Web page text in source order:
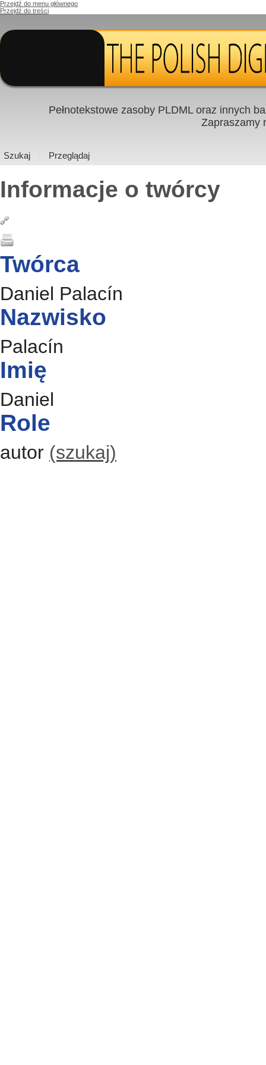
Przejdź do menu głównego
Przejdź do treści
Pełnotekstowe zasoby PLDML oraz innych
Zapraszamy
Szukaj Przeglądaj
Informacje o twórcy
Twórca
Daniel Palacín
Nazwisko
Palacín
Imię
Daniel
Role
autor (szukaj)